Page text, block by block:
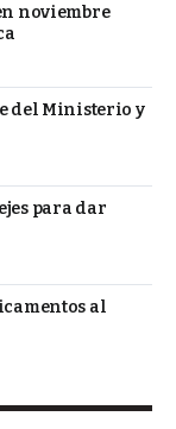
noviembre
del Ministerio y
para dar
al